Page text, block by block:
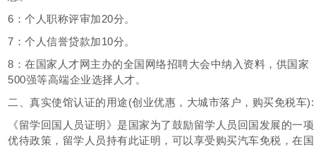
6：个人职称评审加20分。
7：个人信誉贷款加10分。
8：在国家人才网主办的全国网络招聘大会中纳入资料，供国家
500强等高端企业选择人才。
二、真实使馆认证的用途(创业优惠，大城市落户，购买免税车):
《留学回国人员证明》是国家为了鼓励留学人员回国发展的一项
优待政策，留学人员持有此证明，可以享受购买汽车免税，在国